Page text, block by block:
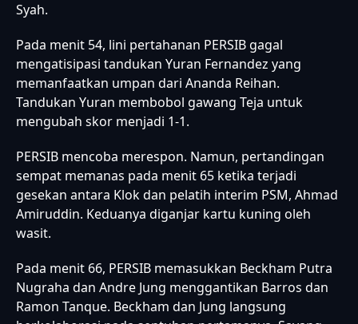
Syah.
Pada menit 54, lini pertahanan PERSIB gagal
mengatisipasi tandukan Yuran Fernandez yang
memanfaatkan umpan dari Ananda Reihan.
Tandukan Yuran membobol gawang Teja untuk
mengubah skor menjadi 1-1.
PERSIB mencoba merespon. Namun, pertandingan
sempat memanas pada menit 65 ketika terjadi
gesekan antara Klok dan pelatih interim PSM, Ahmad
Amiruddin. Keduanya diganjar kartu kuning oleh
wasit.
Pada menit 66, PERSIB memasukkan Beckham Putra
Nugraha dan Andre Jung menggantikan Barros dan
Ramon Tanque. Beckham dan Jung langsung